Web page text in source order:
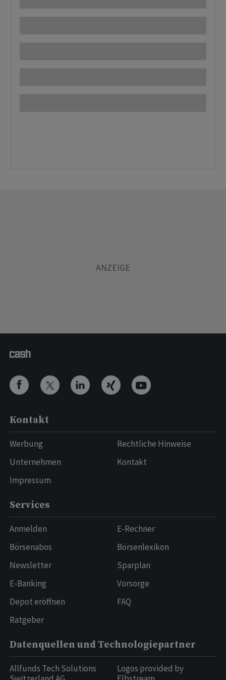
Kontakt
Werbung
Unternehmen
Impressum
Rechtliche Hinweise
Kontakt
Services
Anmelden
Börsenabos
Newsletter
E-Banking
Depot eröffnen
Ratgeber
E-Rechner
Börsenlexikon
Sparplan
Vorsorge
FAQ
Datenquellen und Technologiepartner
Allfunds Tech Solutions
Logos provided by